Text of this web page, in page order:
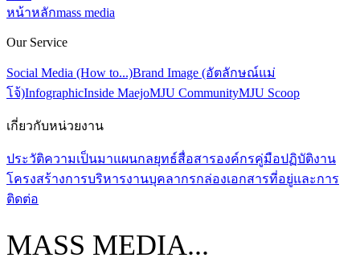
หน้าหลักmass media
Our Service
Social Media (How to...)Brand Image (อัตลักษณ์แม่
โจ้)InfographicInside MaejoMJU CommunityMJU Scoop
เกี่ยวกับหน่วยงาน
ประวัติความเป็นมาแผนกลยุทธ์สื่อสารองค์กรคู่มือปฏิบัติงาน
โครงสร้างการบริหารงานบุคลากรกล่องเอกสารที่อยู่และการ
ติดต่อ
MASS MEDIA...